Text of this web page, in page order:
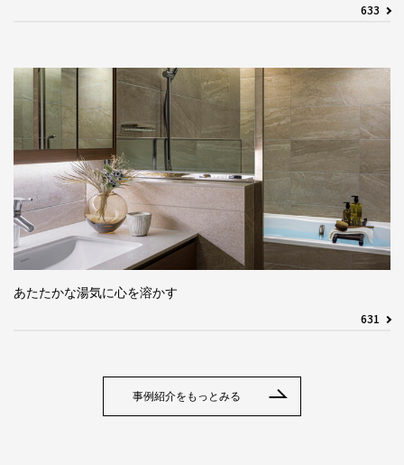
633
あたたかな湯気に心を溶かす
631
事例紹介をもっとみる